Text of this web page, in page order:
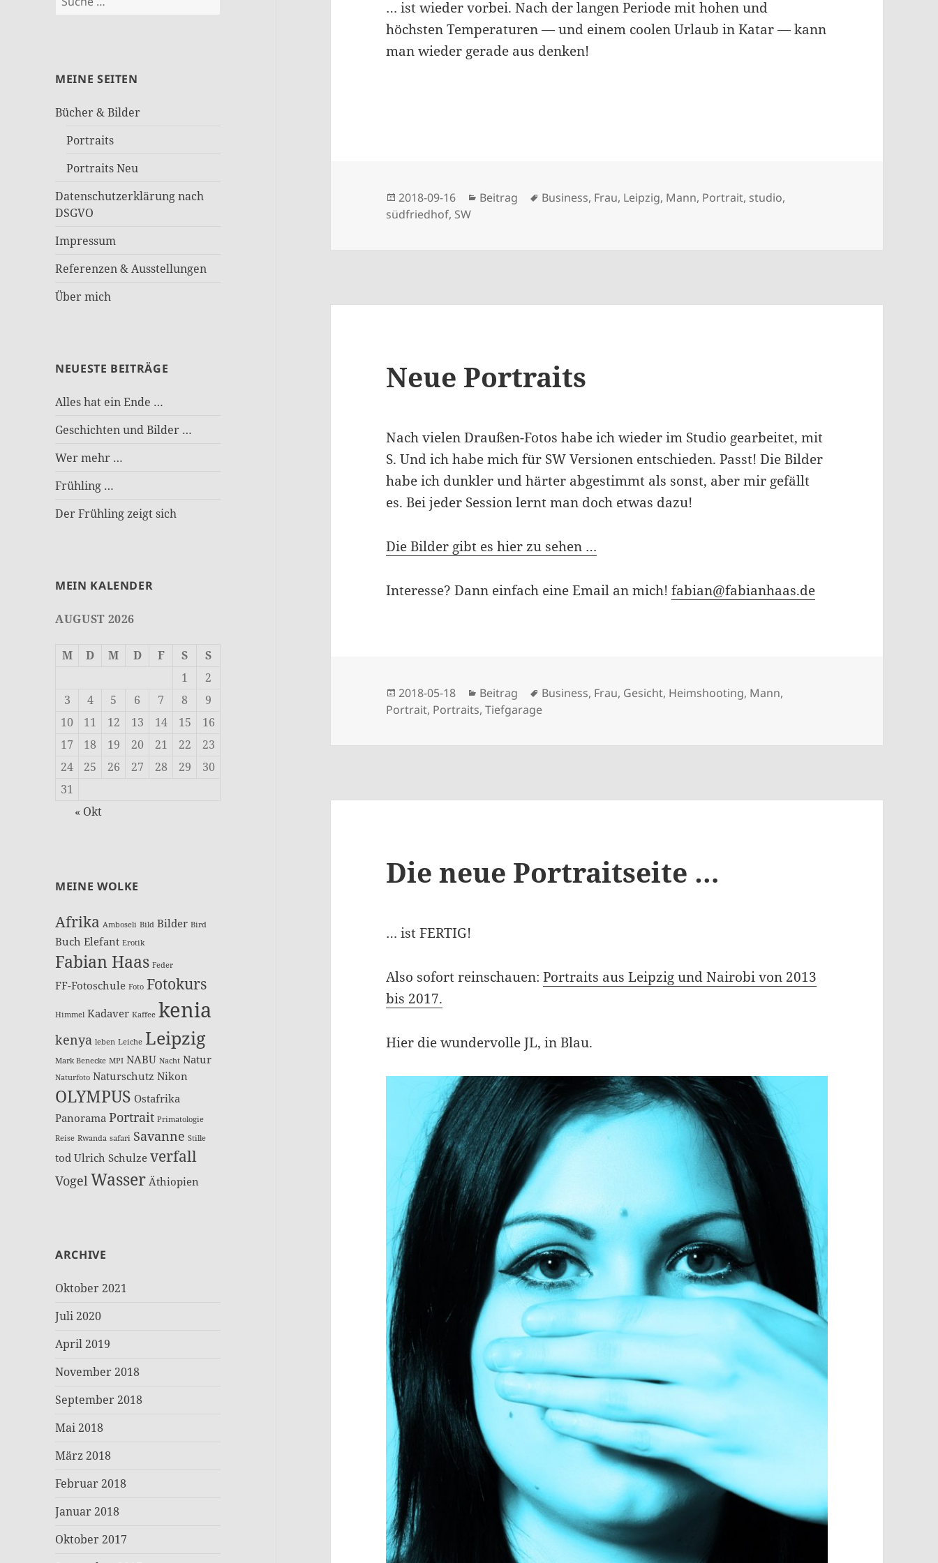
MEINE SEITEN
Bücher & Bilder
Portraits
Portraits Neu
Datenschutzerklärung nach
DSGVO
Impressum
Referenzen & Ausstellungen
Über mich
NEUESTE BEITRÄGE
Alles hat ein Ende …
Geschichten und Bilder …
Wer mehr …
Frühling …
Der Frühling zeigt sich
MEIN KALENDER
AUGUST 2026
M D M D F S
S
1
2
3
4 5 6 7 8
9
10
11 12 13 14 15
16
17
18 19 20 21 22
23
24
25 26 27 28 29
30
31
« Okt
MEINE WOLKE
Afrika Amboseli Bild Bilder Bird
Buch Elefant Erotik
Fabian Haas Feder
FF-Fotoschule Foto Fotokurs
Himmel Kadaver Kaffee kenia
kenya leben Leiche Leipzig
Mark Benecke MPI NABU Nacht Natur
Naturfoto Naturschutz Nikon
OLYMPUS Ostafrika
Panorama Portrait Primatologie
Reise Rwanda safari Savanne Stille
tod Ulrich Schulze verfall
VogelWasser Äthiopien
ARCHIVE
Oktober 2021
Juli 2020
April 2019
November 2018
September 2018
Mai 2018
März 2018
Februar 2018
Januar 2018
Oktober 2017
… ist wieder vorbei. Nach der langen Periode mit hohen und
höchsten Temperaturen — und einem coolen Urlaub in Katar — kann
man wieder gerade aus denken!
Veröffentlicht
am
2018-09-16 Kategorien
Beitrag Schlagwörter
Business, Frau, Leipzig, Mann, Portrait, studio,
südfriedhof, SW
Neue Portraits
Nach vielen Draußen-Fotos habe ich wieder im Studio gearbeitet, mit
S. Und ich habe mich für SW Versionen entschieden. Passt! Die Bilder
habe ich dunkler und härter abgestimmt als sonst, aber mir gefällt
es. Bei jeder Session lernt man doch etwas dazu!
Die Bilder gibt es hier zu sehen …
Interesse? Dann einfach eine Email an mich!fabian@fabianhaas.de
Veröffentlicht
am
2018-05-18 Kategorien
Beitrag Schlagwörter
Business, Frau, Gesicht, Heimshooting, Mann,
Portrait, Portraits,Tiefgarage
Die neue Portraitseite …
… ist FERTIG!
Also sofort reinschauen:Portraits aus Leipzig und Nairobi von 2013
bis 2017.
Hier die wundervolle JL, in Blau.